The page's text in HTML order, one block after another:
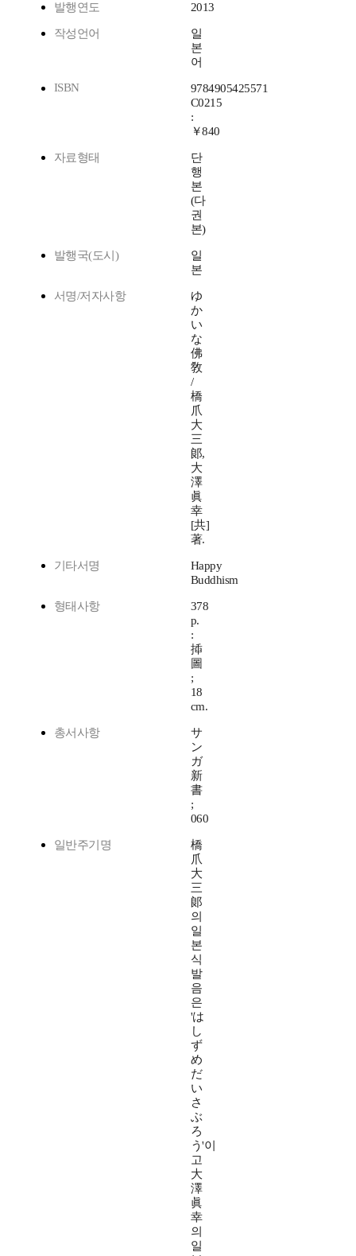
발행연도 2013
작성언어
일
본
어
ISBN
9784905425571
C0215
:
￥840
자료형태
단
행
본
(다
권
본)
발행국(도시)
일
본
서명/저자사항
ゆ
か
い
な
佛
敎
/
橋
爪
大
三
郞,
大
澤
眞
幸
[共]
著.
기타서명
Happy
Buddhism
형태사항
378
p.
:
揷
圖
;
18
cm.
총서사항
サ
ン
ガ
新
書
;
060
일반주기명
橋
爪
大
三
郞
의
일
본
식
발
음
은
'は
し
ず
め
だ
い
さ
ぶ
ろ
う'이
고
大
澤
眞
幸
의
일